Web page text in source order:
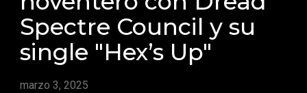
Spectre Council y su
single "Hex’s Up"
marzo 3, 2025